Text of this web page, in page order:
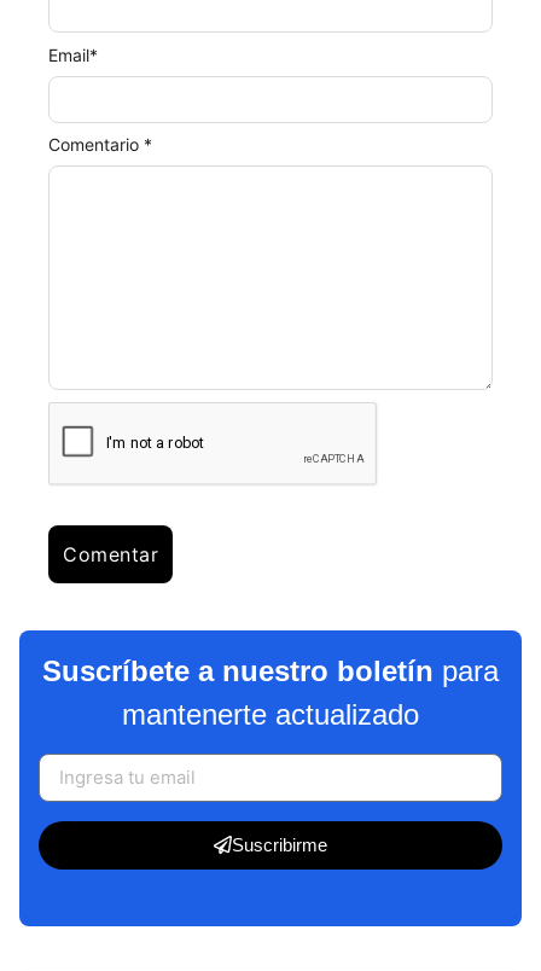
Comentario *
Email*
Suscríbete a nuestro boletín para
mantenerte actualizado
Suscribirme